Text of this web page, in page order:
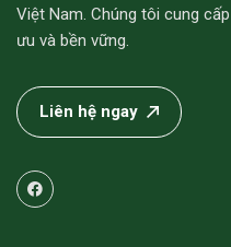
Việt Nam. Chúng tôi cung
ưu và bền vững.
Liên hệ ngay